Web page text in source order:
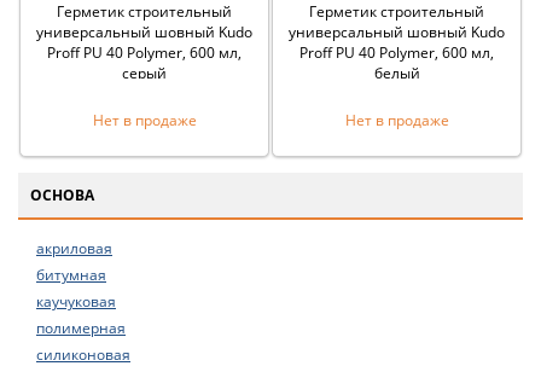
Герметик строительный
универсальный шовный Kudo
Proff PU 40 Polymer, 600 мл,
серый
Нет в продаже
Герметик строительный
универсальный шовный Kudo
Proff PU 40 Polymer, 600 мл,
белый
Нет в продаже
ОСНОВА
акриловая
битумная
каучуковая
полимерная
силиконовая